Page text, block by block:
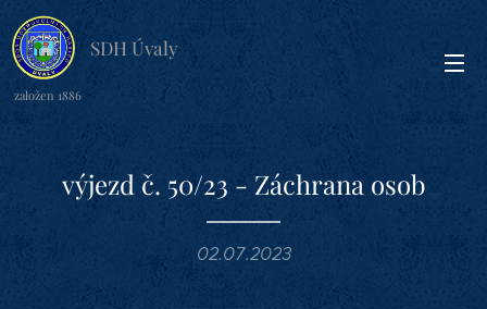
SDH Úvaly
založen 1886
výjezd č. 50/23 - Záchrana osob
02.07.2023